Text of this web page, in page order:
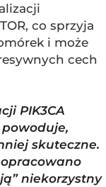
co sprzyja
i może
cech
PIK3CA
skuteczne.
niekorzystny